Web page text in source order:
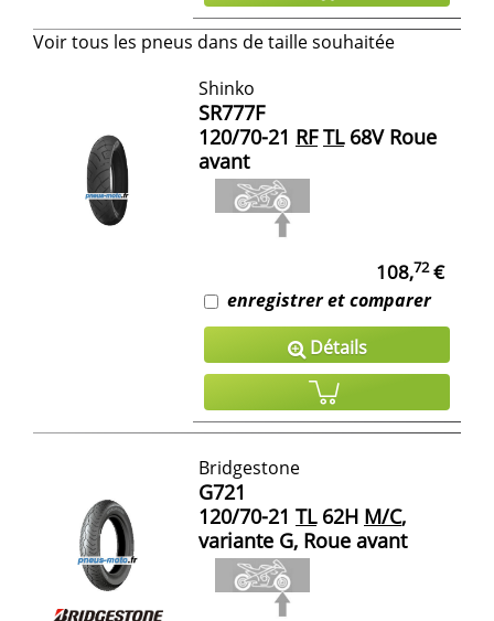
Voir tous les pneus dans de taille souhaitée
Shinko
SR777F
120/70-21 RF TL68V Roue
avant
108,72€
enregistrer et comparer
Détails
Bridgestone
G721
120/70-21 TL62H M/C,
variante G, Roue avant